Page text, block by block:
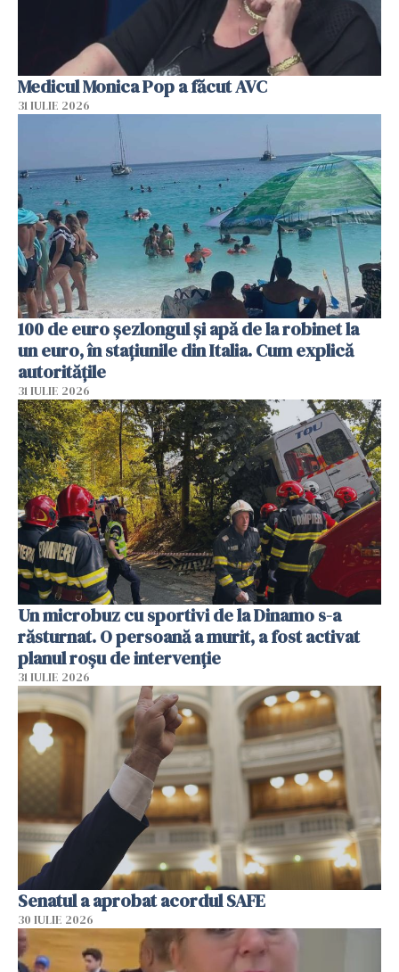
Medicul Monica Pop a făcut AVC
31 IULIE 2026
100 de euro șezlongul și apă de la robinet la
un euro, în stațiunile din Italia. Cum explică
autoritățile
31 IULIE 2026
Un microbuz cu sportivi de la Dinamo s-a
răsturnat. O persoană a murit, a fost activat
planul roșu de intervenție
31 IULIE 2026
Senatul a aprobat acordul SAFE
30 IULIE 2026